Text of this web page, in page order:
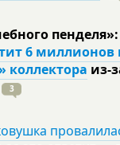
6 миллионов
коллектора из-
3